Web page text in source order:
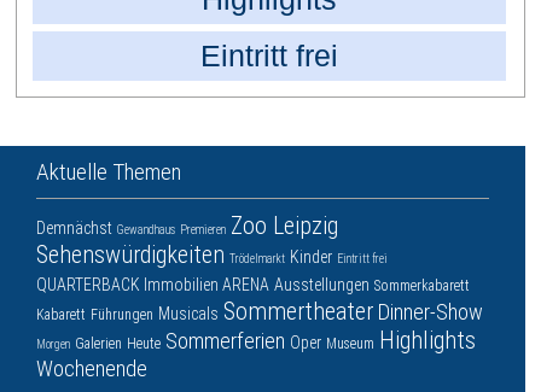
Eintritt frei
Aktuelle Themen
Demnächst Gewandhaus Premieren Zoo Leipzig
Sehenswürdigkeiten Trödelmarkt Kinder Eintritt frei
QUARTERBACK Immobilien ARENA Ausstellungen Sommerkabarett
Kabarett Führungen Musicals Sommertheater Dinner-Show
Morgen Galerien Heute Sommerferien Oper Museum Highlights
Wochenende